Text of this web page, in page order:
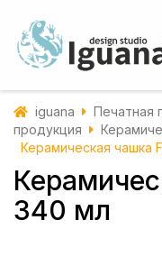
iguana Печатная
продукция
Керамическая чашка
340 мл